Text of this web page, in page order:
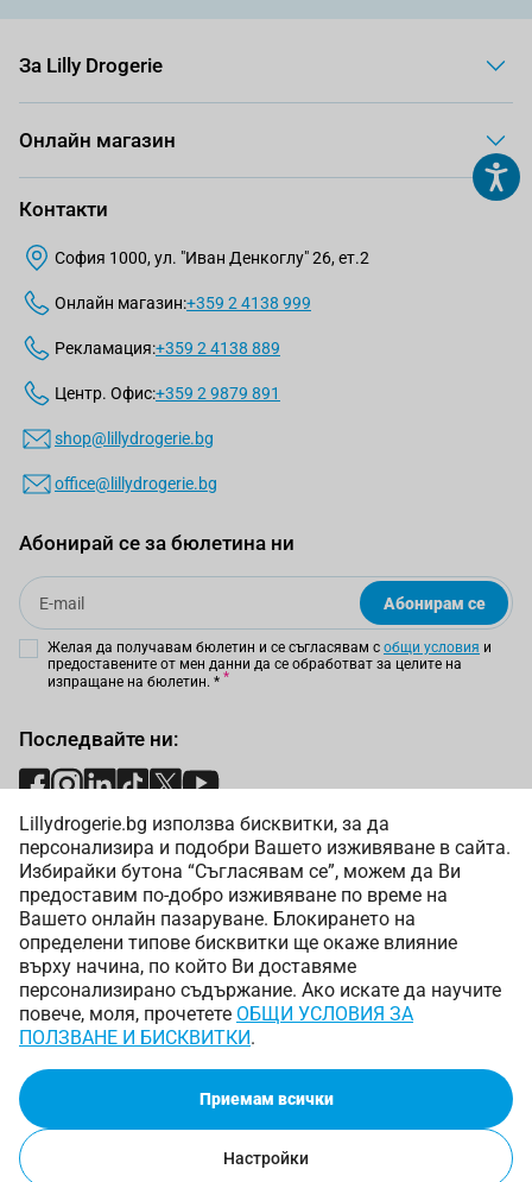
Lillydrogerie.bg използва бисквитки, за да
персонализира и подобри Вашето изживяване в сайта.
Избирайки бутона “Съгласявам се”, можем да Ви
предоставим по-добро изживяване по време на
Вашето онлайн пазаруване. Блокирането на
определени типове бисквитки ще окаже влияние
върху начина, по който Ви доставяме
персонализирано съдържание. Ако искате да научите
повече, моля, прочетете ОБЩИ УСЛОВИЯ ЗА
ПОЛЗВАНЕ И БИСКВИТКИ.
Приемам всички
Настройки
За Lilly Drogerie
Онлайн магазин
Контакти
София 1000, ул. "Иван Денкоглу" 26, ет.2
Онлайн магазин:+359 2 4138 999
Рекламация:+359 2 4138 889
Центр. Офис:+359 2 9879 891
shop@lillydrogerie.bg
office@lillydrogerie.bg
Абонирай се за бюлетина ни
Email
Абонирам се
Желая да получавам бюлетин и се съгласявам с общи условия и
предоставените от мен данни да се обработват за целите на
изпращане на бюлетин. *
Последвайте ни:
Начини на плащане:
Начини на доставка:
Copyright © 2025 Лили Дрогерие ЕООД. Всички права
запазени.
Онлайн магазин от